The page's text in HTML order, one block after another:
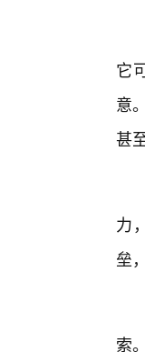
它
意
甚
力
垒
索